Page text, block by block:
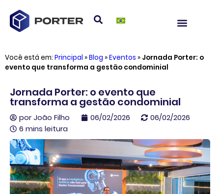
Você está em: Principal »Blog »Eventos » Jornada Porter: o
evento que transforma a gestão condominial
Jornada Porter: o evento que
transforma a gestão condominial
porJoão Filho 06/02/2026
06/02/2026
6 mins leitura